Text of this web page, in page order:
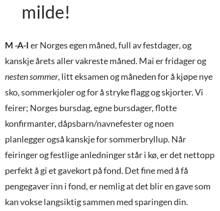
milde!
M -A-I er Norges egen måned, full av festdager, og
kanskje årets aller vakreste måned. Mai er fridager og
nesten sommer, litt eksamen og måneden for å kjøpe nye
sko, sommerkjoler og for å stryke flagg og skjorter. Vi
feirer; Norges bursdag, egne bursdager, flotte
konfirmanter, dåpsbarn/navnefester og noen
planlegger også kanskje for sommerbryllup. Når
feiringer og festlige anledninger står i kø, er det nettopp
perfekt å gi et gavekort på fond. Det fine med å få
pengegaver inn i fond, er nemlig at det blir en gave som
kan vokse langsiktig sammen med sparingen din.